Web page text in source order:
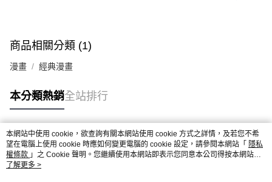
商品相關分類 (1)
漫畫 經典漫畫
本分類熱銷全站排行
熱門標籤
本網站中使用 cookie，欲查詢有關本網站使用 cookie 方式之詳情，及若您不希
望在電腦上使用 cookie 時應如何變更電腦的 cookie 設定，請參閱本網站「 隱私
權條款 」之 Cookie 聲明。您繼續使用本網站即表示您同意本公司得按本網站使
用條款之 Cookie 聲明使用 cookie。
了解更多 >